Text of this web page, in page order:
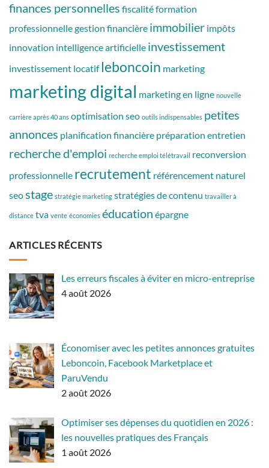
finances personnelles fiscalitéformation
professionnellegestion financière immobilier impôts
innovation intelligence artificielle investissement
investissement locatif leboncoin marketing
marketing digital marketing en ligne nouvelle
carrière après 40 ans optimisation seo outils indispensables petites
annonces planification financière préparation entretien
recherche d'emploi recherche emploi télétravail
reconversion
professionnelle recrutement référencement naturel
seostage stratégie marketing stratégies de contenu travailler à
distance tva vente économies éducation épargne
ARTICLES RÉCENTS
Les erreurs fiscales à éviter en micro-entreprise
4 août 2026
Économiser avec les petites annonces gratuites
Leboncoin, Facebook Marketplace et
ParuVendu
2 août 2026
Optimiser ses dépenses du quotidien en 2026 :
les nouvelles pratiques des Français
1 août 2026